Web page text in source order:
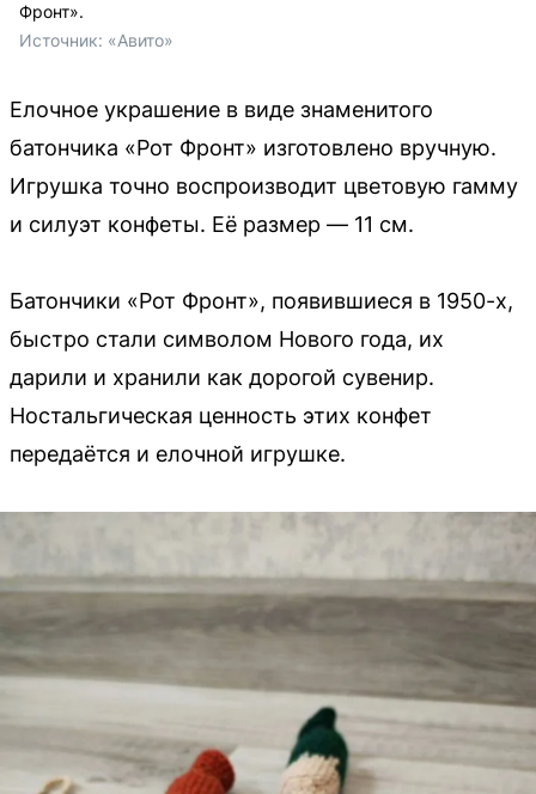
Фронт».
Источник: «Авито»
Елочное украшение в виде знаменитого
батончика «Рот Фронт» изготовлено вручную.
Игрушка точно воспроизводит цветовую гамму
и силуэт конфеты. Её размер — 11 см.
Батончики «Рот Фронт», появившиеся в 1950-х,
быстро стали символом Нового года, их
дарили и хранили как дорогой сувенир.
Ностальгическая ценность этих конфет
передаётся и елочной игрушке.